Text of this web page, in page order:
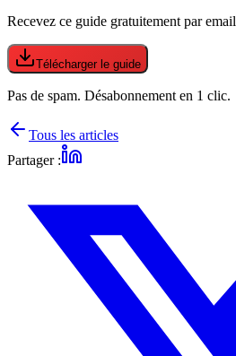
Recevez ce guide gratuitement par email
Télécharger le guide
Pas de spam. Désabonnement en 1 clic.
Tous les articles
Partager :